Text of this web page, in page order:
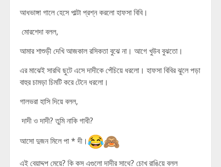
আধভাঙ্গা গালে হেসে পাল্টা প্রশ্ন করলো হাফসা বিবি।
মোরশেদা বলল,
আমার শাশুড়ী দেখি আজকাল রসিকতা বুঝে না। আগে খুউব বুঝতো।
এর মাঝেই সারথি ছুটে এসে দাদীকে পেঁচিয়ে ধরলো। হাফসা বিবির ঝুলে পড়া
বাহুর চামড়া চিমটি করে টেনে ধরলো।
গালভরা হাসি দিয়ে বলল,
দাদী ও দাদী? তুমি নাকি গাধী?
আসো দুজন মিলে পা * দী।
এই বেয়াদ্দপ মেয়ে? কি কস এগুলো দাদীর সাথে? চোখ রাঙিয়ে বলল